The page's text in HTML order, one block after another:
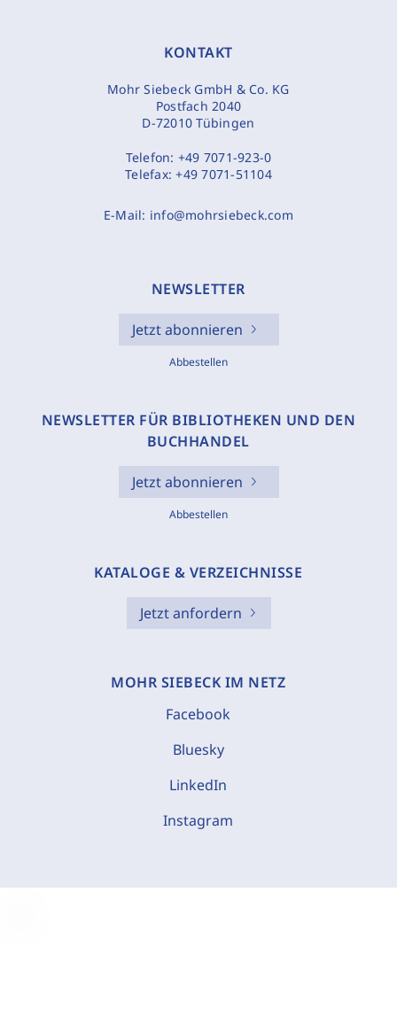
KONTAKT
Mohr Siebeck GmbH & Co. KG
Postfach 2040
D-72010 Tübingen
Telefon: +49 7071-923-0
Telefax:+49 7071-51104
E-Mail: info@mohrsiebeck.com
NEWSLETTER
Jetzt abonnieren
Abbestellen
NEWSLETTER FÜR BIBLIOTHEKEN UND DEN
BUCHHANDEL
Jetzt abonnieren
Abbestellen
KATALOGE & VERZEICHNISSE
Jetzt anfordern
MOHR SIEBECK IM NETZ
Facebook
Bluesky
LinkedIn
Instagram